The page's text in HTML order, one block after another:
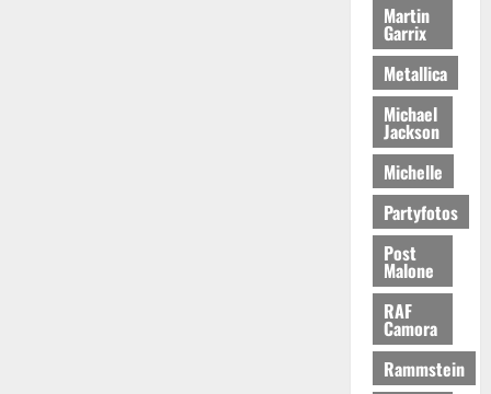
Martin
Garrix
Metallica
Michael
Jackson
Michelle
Partyfotos
Post
Malone
RAF
Camora
Rammstein